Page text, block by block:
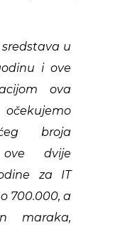
sredstava u
i ove
ova
broja
dvije
za IT
700.000, a
maraka,